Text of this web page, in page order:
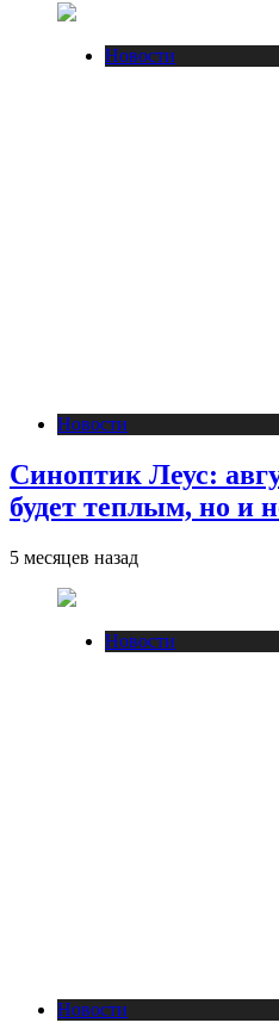
Новости
Новости
Синоптик Леус:
будет теплым, но и
5 месяцев назад
Новости
Новости